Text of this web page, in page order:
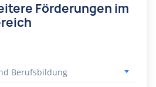
Förderungen im